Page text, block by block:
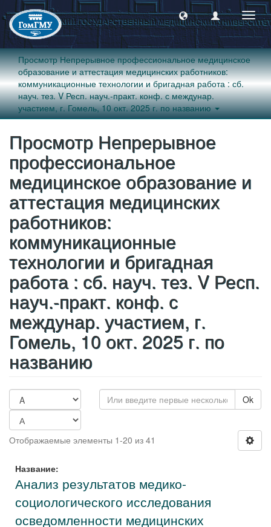
Просмотр Непрерывное профессиональное медицинское
образование и аттестация медицинских работников:
коммуникационные технологии и бригадная работа : сб.
науч. тез. V Респ. науч.-практ. конф. с междунар.
участием, г. Гомель, 10 окт. 2025 г. по названию
Просмотр Непрерывное
профессиональное
медицинское образование и
аттестация медицинских
работников:
коммуникационные
технологии и бригадная
работа : сб. науч. тез. V Респ.
науч.-практ. конф. с
междунар. участием, г.
Гомель, 10 окт. 2025 г. по
названию
Ok
Отображаемые элементы 1-20 из 41
Название:
Анализ результатов медико-
социологического исследования
осведомленности медицинских